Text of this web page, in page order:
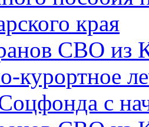
края
СВО из
курортное
с